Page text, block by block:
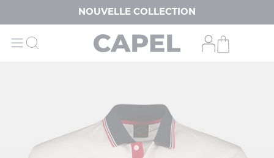
NOUVELLE COLLECTION